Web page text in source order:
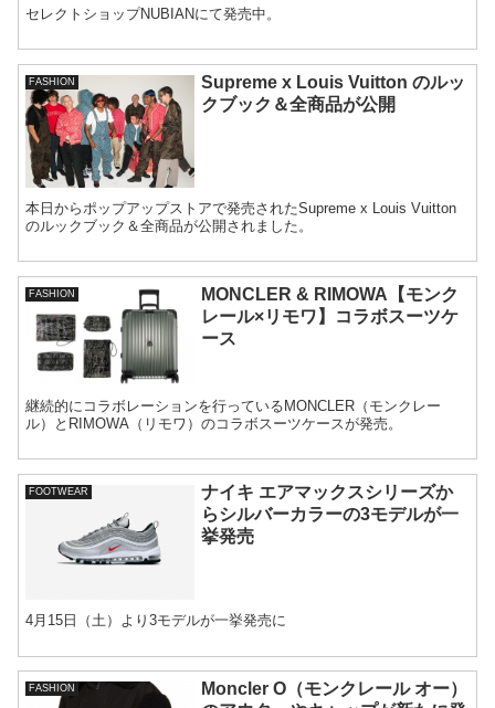
セレクトショップNUBIANにて発売中。
FASHION
Supreme x Louis Vuitton のルッ
クブック＆全商品が公開
本日からポップアップストアで発売されたSupreme x Louis Vuitton
のルックブック＆全商品が公開されました。
FASHION
MONCLER & RIMOWA【モンク
レール×リモワ】コラボスーツケ
ース
継続的にコラボレーションを行っているMONCLER（モンクレー
ル）とRIMOWA（リモワ）のコラボスーツケースが発売。
FOOTWEAR
ナイキ エアマックスシリーズか
らシルバーカラーの3モデルが一
挙発売
4月15日（土）より3モデルが一挙発売に
FASHION
Moncler O（モンクレール オー）